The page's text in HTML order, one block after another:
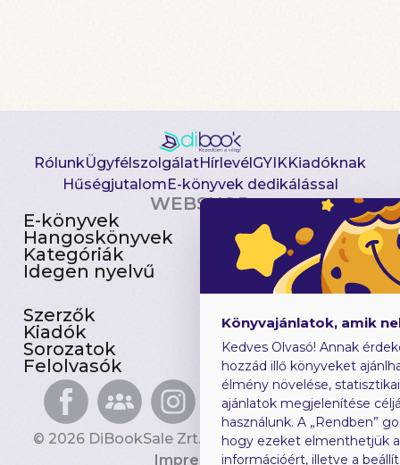
RólunkÜgyfélszolgálatHírlevélGYIKKiadóknak
HűségjutalomE-könyvek dedikálással
WEBSHOP
E-könyvek
Hangoskönyvek
Kategóriák
Idegen nyelvű
Csomagajánlatok
Akciósak
Előjegyezhetők
Újdonságok
Szerzők
Kiadók
Sorozatok
Felolvasók
Gyerekkönyvek
Heti toplista
Ajándékutalvány
Blog
© 2026 DiBookSale Zrt. Minden jog fenntartva.
Impresszum
Könyvajánlatok, amik
Kedves Olvasó! Annak
hozzád illő könyveket
élmény növelése,
ajánlatok megjelenítése
használunk. A „Rendben”
hogy ezeket elmenthetjük
információért, illetve a